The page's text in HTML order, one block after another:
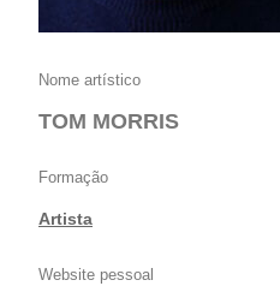
Nome artístico
TOM MORRIS
Formação
Artista
Website pessoal